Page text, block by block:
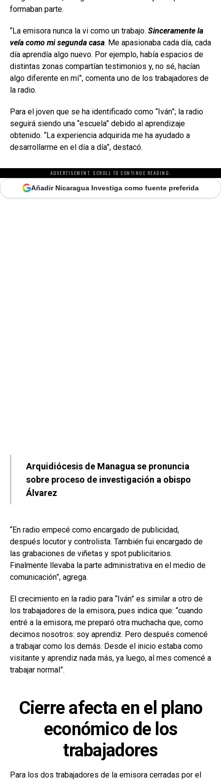
formaban parte.
“La emisora nunca la vi como un trabajo. Sinceramente la
veía como mi segunda casa. Me apasionaba cada día, cada
día aprendía algo nuevo. Por ejemplo, había espacios de
distintas zonas compartían testimonios y, no sé, hacían
algo diferente en mí”, comenta uno de los trabajadores de
la radio.
Para el joven que se ha identificado como “Iván”; la radio
seguirá siendo una “escuela” debido al aprendizaje
obtenido. “La experiencia adquirida me ha ayudado a
desarrollarme en el día a día”, destacó.
ADVERTISEMENT. SCROLL TO CONTINUE READING.
Añadir Nicaragua Investiga como fuente preferida
Arquidiócesis de Managua se pronuncia
sobre proceso de investigación a obispo
Álvarez
“En radio empecé como encargado de publicidad,
después locutor y controlista. También fui encargado de
las grabaciones de viñetas y spot publicitarios.
Finalmente llevaba la parte administrativa en el medio de
comunicación”, agrega.
El crecimiento en la radio para “Iván” es similar a otro de
los trabajadores de la emisora, pues indica que: “cuando
entré a la emisora, me preparó otra muchacha que, como
decimos nosotros: soy aprendiz. Pero después comencé
a trabajar como los demás. Desde el inicio estaba como
visitante y aprendiz nada más, ya luego, al mes comencé a
trabajar normal”.
Cierre afecta en el plano
económico de los
trabajadores
Para los dos trabajadores de la emisora cerradas por el